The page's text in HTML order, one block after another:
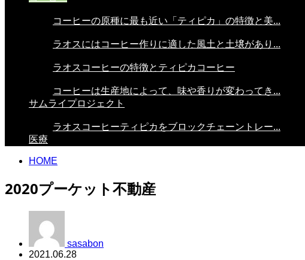
コーヒーの原種に最も近い「ティピカ」の特徴と美...
ラオスにはコーヒー作りに適した風土と土壌があり...
ラオスコーヒーの特徴とティピカコーヒー
コーヒーは生産地によって、味や香りが変わってき...
サムライプロジェクト
ラオスコーヒーティピカをブロックチェーントレー...
医療
HOME
2020プーケット不動産
sasabon
2021.06.28